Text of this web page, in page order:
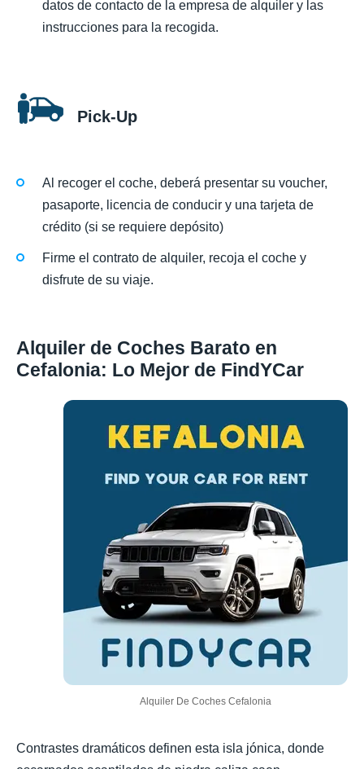
datos de contacto de la empresa de alquiler y las
instrucciones para la recogida.
Pick-Up
Al recoger el coche, deberá presentar su voucher,
pasaporte, licencia de conducir y una tarjeta de
crédito (si se requiere depósito)
Firme el contrato de alquiler, recoja el coche y
disfrute de su viaje.
Alquiler de Coches Barato en
Cefalonia: Lo Mejor de FindYCar
Alquiler De Coches Cefalonia
Contrastes dramáticos definen esta isla jónica, donde